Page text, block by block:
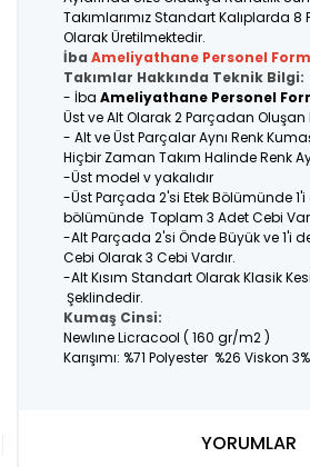
Takımlarımız Standart Kalıplarda 8
Olarak Üretilmektedir.
İba Ameliyathane Personel
Takımlar Hakkında Teknik Bilgi:
- İba Ameliyathane Personel
Üst ve Alt Olarak 2 Parçadan Oluşan
- Alt ve Üst Parçalar Aynı Renk
Hiçbir Zaman Takım Halinde Renk
-Üst model v yakalıdır
-Üst Parçada 2'si Etek Bölümünde
bölümünde Toplam 3 Adet Cebi
-Alt Parçada 2'si Önde Büyük ve 1'i
Cebi Olarak 3 Cebi Vardır.
-Alt Kısım Standart Olarak Klasik
Şeklindedir.
Kumaş Cinsi:
Newlıne Licracool ( 160 gr/m2 )
Karışımı: %71 Polyester %26 Viskon
YORUMLAR